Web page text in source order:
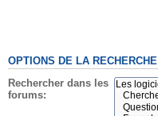
OPTIONS DE LA RECHERCHE
Rechercher dans les
forums: